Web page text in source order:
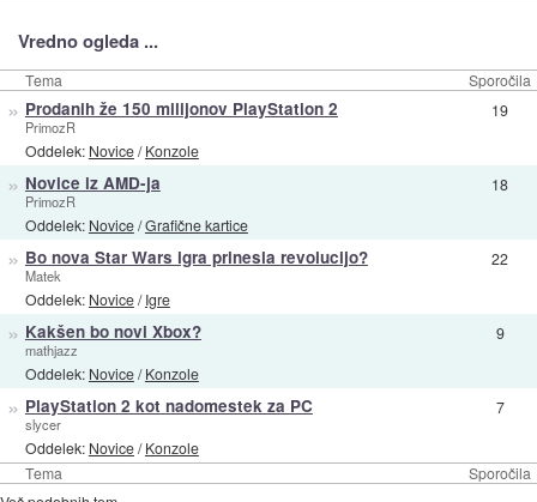
Vredno ogleda ...
Tema Sporočila
Tema Sporočila
» Prodanih že 150 milijonov PlayStation 2
PrimozR
Oddelek: Novice/Konzole
19
» Novice iz AMD-ja
PrimozR
Oddelek: Novice/Grafične kartice
18
» Bo nova Star Wars igra prinesla revolucijo?
Matek
Oddelek: Novice/Igre
22
» Kakšen bo novi Xbox?
mathjazz
Oddelek: Novice/Konzole
9
» PlayStation 2 kot nadomestek za PC
slycer
Oddelek: Novice/Konzole
7